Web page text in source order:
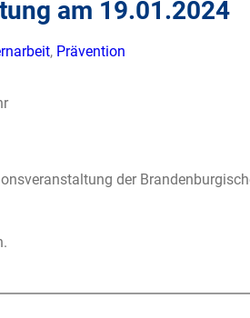
am 19.01.2024
, Prävention
der